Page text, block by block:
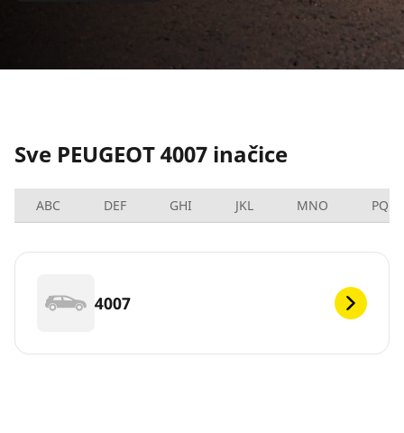
Sve PEUGEOT 4007 inačice
ABC DEF GHI JKL MNO PQRS
4007